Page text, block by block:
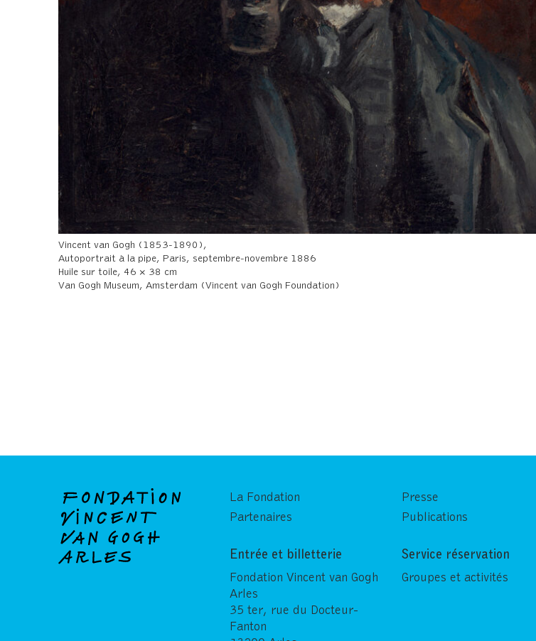
Vincent van Gogh (1853-1890),
Autoportrait à la pipe, Paris, septembre-novembre 1886
Huile sur toile, 46 × 38 cm
Van Gogh Museum, Amsterdam (Vincent van Gogh Foundation)
La Fondation
Partenaires
Presse
Publications
Entrée et billetterie
Fondation Vincent van Gogh
Arles
35 ter, rue du Docteur-
Fanton
Service réservation
Groupes et activités